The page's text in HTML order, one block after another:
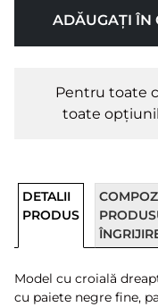
ADĂUGAȚI ÎN
Pentru toate
toate
DETALII
PRODUS
Model cu croială
cu paiete negre fine,